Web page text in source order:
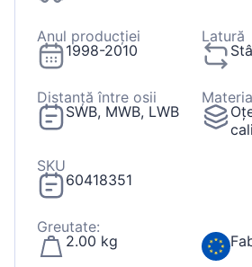
Anul producției
1998-2010
Latură
Distanță între osii
SWB, MWB, LWB
SKU
60418351
Greutate:
2.00 kg